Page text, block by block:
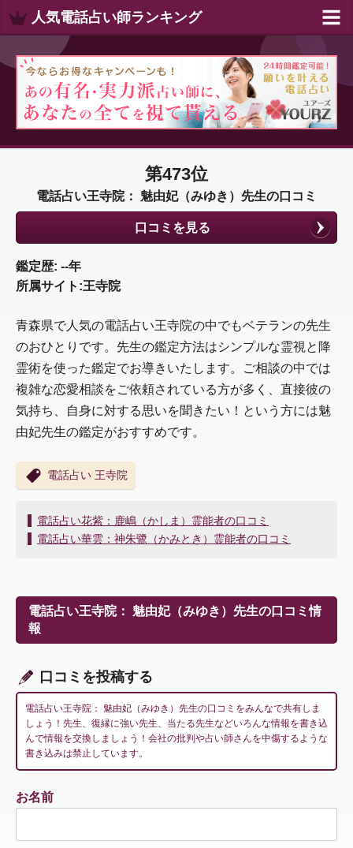
人気電話占い師ランキング
第473位
電話占い王寺院： 魅由妃（みゆき）先生の口コミ
口コミを見る
鑑定歴: --年
所属サイト:王寺院
青森県で人気の電話占い王寺院の中でもベテランの先生
のおひとりです。先生の鑑定方法はシンプルな霊視と降
霊術を使った鑑定でお導きいたします。ご相談の中では
複雑な恋愛相談をご依頼されている方が多く、直接彼の
気持ち、自身に対する思いを聞きたい！という方には魅
由妃先生の鑑定がおすすめです。
電話占い 王寺院
投
稿
ー
シ
ョ
電話占い花紫：鹿嶋（かしま）霊能者の口コミ
電話占い華雲：神朱鷺（かみとき）霊能者の口コミ
電話占い王寺院： 魅由妃（みゆき）先生の口コミ情
報
口コミを投稿する
電話占い王寺院： 魅由妃（みゆき）先生の口コミをみんなで共有しま
しょう！先生、復縁に強い先生、当たる先生などいろんな情報を書き込
んで情報を交換しましょう！会社の批判や占い師さんを中傷するような
書き込みは禁止しています。
お名前